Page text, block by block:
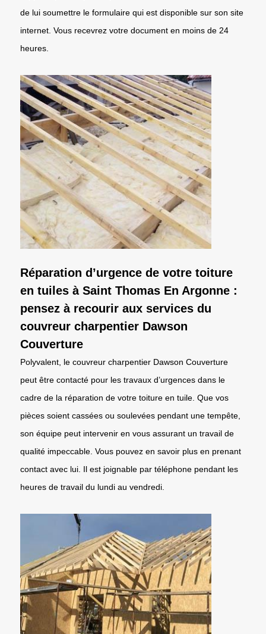
de lui soumettre le formulaire qui est disponible sur son site
internet. Vous recevrez votre document en moins de 24
heures.
Réparation d’urgence de votre toiture
en tuiles à Saint Thomas En Argonne :
pensez à recourir aux services du
couvreur charpentier Dawson
Couverture
Polyvalent, le couvreur charpentier Dawson Couverture
peut être contacté pour les travaux d’urgences dans le
cadre de la réparation de votre toiture en tuile. Que vos
pièces soient cassées ou soulevées pendant une tempête,
son équipe peut intervenir en vous assurant un travail de
qualité impeccable. Vous pouvez en savoir plus en prenant
contact avec lui. Il est joignable par téléphone pendant les
heures de travail du lundi au vendredi.